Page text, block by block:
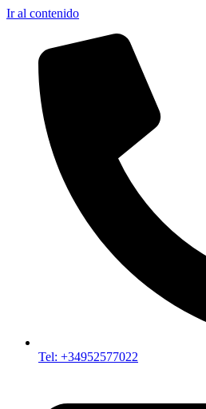
Ir al contenido
Tel: +34952577022